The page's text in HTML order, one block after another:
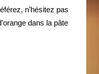
n’hésitez pas
dans la pâte